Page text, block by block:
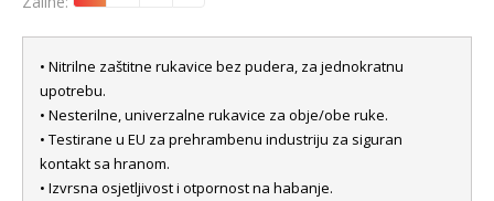
• Nitrilne zaštitne rukavice bez pudera, za jednokratnu
upotrebu.
• Nesterilne, univerzalne rukavice za obje/obe ruke.
• Testirane u EU za prehrambenu industriju za siguran
kontakt sa hranom.
• Izvrsna osjetljivost i otpornost na habanje.